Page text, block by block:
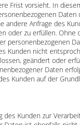
Frist vorsieht. In
Daten
andere Anfrage des
oder zu erfüllen. Ohne
personenbezogenen
Kunden nicht
geändert oder
Daten
Kunden auf der
des Kunden zur